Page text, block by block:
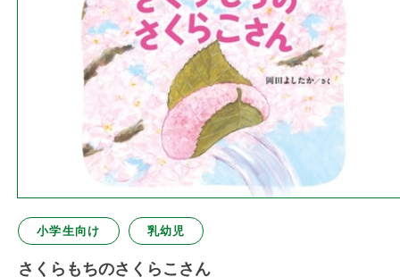
小学生向け 乳幼児
さくらもちのさくらこさん